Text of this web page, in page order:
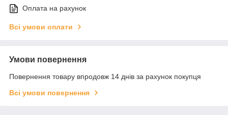
Оплата на рахунок
Всі умови оплати
Умови повернення
Повернення товару впродовж 14 днів за рахунок покупця
Всі умови повернення